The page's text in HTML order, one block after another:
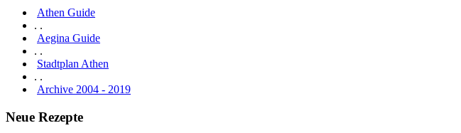
Athen Guide
. .
Aegina Guide
. .
Stadtplan Athen
. .
Archive 2004 - 2019
Neue Rezepte